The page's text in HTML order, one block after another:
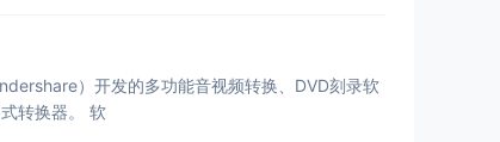
）开发的多功能音视频转换、DVD刻录软
件、视频下载软件，这款视频转换软件在国外非常出名，且视频格式转换效果非常棒，堪称万能视频格式转换器。 软